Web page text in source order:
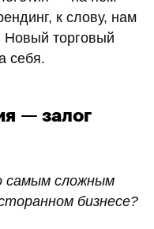
к слову, нам
Новый торговый
себя.
— залог
самым сложным
бизнесе?